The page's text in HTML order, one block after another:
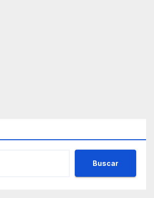
Buscar